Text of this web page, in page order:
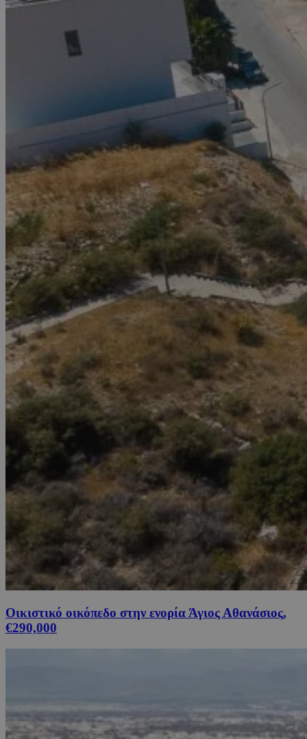
Οικιστικό οικόπεδο στην ενορία Άγιος Αθανάσιος,
€290,000